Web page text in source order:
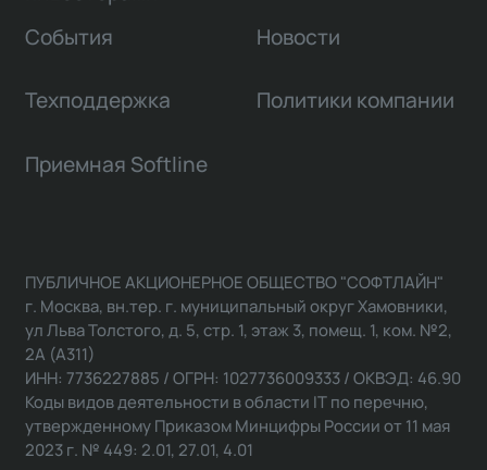
События Новости
Техподдержка Политики компании
Приемная Softline
ПУБЛИЧНОЕ АКЦИОНЕРНОЕ ОБЩЕСТВО "СОФТЛАЙН"
г. Москва, вн.тер. г. муниципальный округ Хамовники,
ул Льва Толстого, д. 5, стр. 1, этаж 3, помещ. 1, ком. №2,
2А (А311)
ИНН: 7736227885 / ОГРН: 1027736009333 / ОКВЭД: 46.90
Коды видов деятельности в области IT по перечню,
утвержденному Приказом Минцифры России от 11 мая
2023 г. № 449: 2.01, 27.01, 4.01